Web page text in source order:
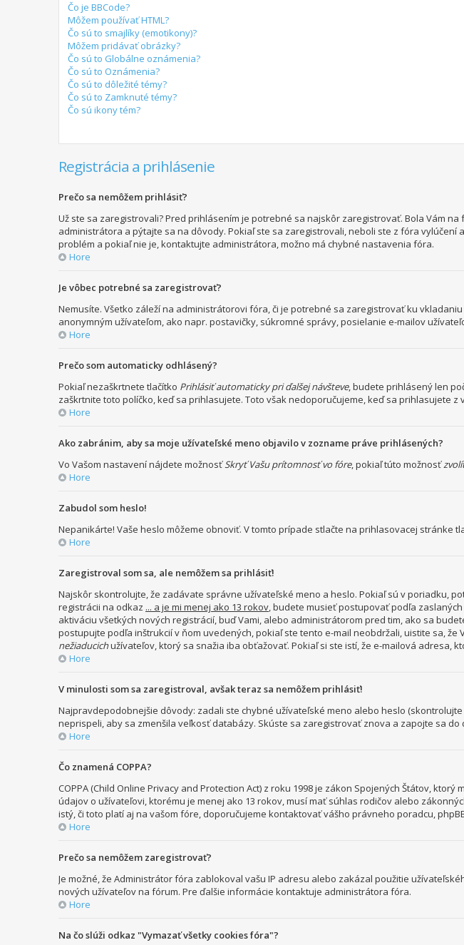
Čo je BBCode?
Môžem používať HTML?
Čo sú to smajlíky (emotikony)?
Môžem pridávať obrázky?
Čo sú to Globálne oznámenia?
Čo sú to Oznámenia?
Čo sú to dôležité témy?
Čo sú to Zamknuté témy?
Čo sú ikony tém?
Registrácia a prihlásenie
Prečo sa nemôžem prihlásiť?
Už ste sa zaregistrovali? Pred prihlásením je potrebné sa najskôr zaregistrovať. Bola Vám
administrátora a pýtajte sa na dôvody. Pokiaľ ste sa zaregistrovali, neboli ste z fóra
problém a pokiaľ nie je, kontaktujte administrátora, možno má chybné nastavenia fóra.
Hore
Je vôbec potrebné sa zaregistrovať?
Nemusíte. Všetko záleží na administrátorovi fóra, či je potrebné sa zaregistrovať ku
anonymným užívateľom, ako napr. postavičky, súkromné správy, posielanie e-mailov
Hore
Prečo som automaticky odhlásený?
Pokiaľ nezaškrtnete tlačítko Prihlásiť automaticky pri ďalšej návšteve, budete prihlásený len
zaškrtnite toto políčko, keď sa prihlasujete. Toto však nedoporučujeme, keď sa prihlasujete
Hore
Ako zabránim, aby sa moje užívateľské meno objavilo v zozname práve prihlásených?
Vo Vašom nastavení nájdete možnosťSkryť Vašu prítomnosť vo fóre, pokiaľ túto možnosť
Hore
Zabudol som heslo!
Nepanikárte! Vaše heslo môžeme obnoviť. V tomto prípade stlačte na prihlasovacej stránke
Hore
Zaregistroval som sa, ale nemôžem sa prihlásiť!
Najskôr skontrolujte, že zadávate správne užívateľské meno a heslo. Pokiaľ sú v poriadku,
registrácii na odkaz ... a je mi menej ako 13 rokov, budete musieť postupovať podľa
aktiváciu všetkých nových registrácií, buď Vami, alebo administrátorom pred tim, ako sa
postupujte podľa inštrukcií v ňom uvedených, pokiaľ ste tento e-mail neobdržali, uistite sa,
nežiaducichužívateľov, ktorý sa snažia iba obťažovať. Pokiaľ si ste istí, že e-mailová adresa,
Hore
V minulosti som sa zaregistroval, avšak teraz sa nemôžem prihlásiť!
Najpravdepodobnejšie dôvody: zadali ste chybné užívateľské meno alebo heslo
neprispeli, aby sa zmenšila veľkosť databázy. Skúste sa zaregistrovať znova a zapojte sa do
Hore
Čo znamená COPPA?
COPPA (Child Online Privacy and Protection Act) z roku 1998 je zákon Spojených Štátov,
údajov o užívateľovi, ktorému je menej ako 13 rokov, musí mať súhlas rodičov alebo
istý, či toto platí aj na vašom fóre, doporučujeme kontaktovať vášho právneho poradcu,
Hore
Prečo sa nemôžem zaregistrovať?
Je možné, že Administrátor fóra zablokoval vašu IP adresu alebo zakázal použitie
nových užívateľov na fórum. Pre ďalšie informácie kontaktuje administrátora fóra.
Hore
Na čo slúži odkaz "Vymazať všetky cookies fóra"?